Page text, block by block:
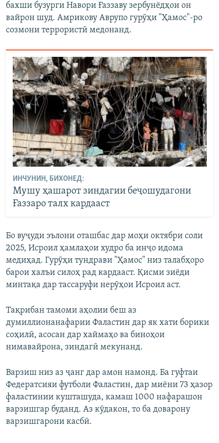
бахши бузурги Навори Ғаззаву зербунёдҳои он
вайрон шуд. Амрикову Аврупо гурӯҳи "Ҳамос"-ро
созмони террористӣ медонанд.
ИНЧУНИН, БИХОНЕД:
Мушу ҳашарот зиндагии беҷошудагони
Ғаззаро талх кардааст
Бо вуҷуди эълони оташбас дар моҳи октябри соли
2025, Исроил ҳамлаҳои худро ба инҷо идома
медиҳад. Гурӯҳи тундрави "Ҳамос" низ талабҳоро
барои халъи силоҳ рад кардааст. Қисми зиёди
минтақа дар тассаруфи нерӯҳои Исроил аст.
Тақрибан тамоми аҳолии беш аз
думиллионанафарии Фаластин дар як хати борики
соҳилӣ, асосан дар хаймаҳо ва биноҳои
нимавайрона, зиндагӣ мекунанд.
Варзиш низ аз ҷанг дар амон намонд. Ба гуфтаи
Федератсияи футболи Фаластин, дар миёни 73 ҳазор
фаластинии кушташуда, камаш 1000 нафарашон
варзишгар буданд. Аз кӯдакон, то ба доварону
варзишгарони касбӣ.